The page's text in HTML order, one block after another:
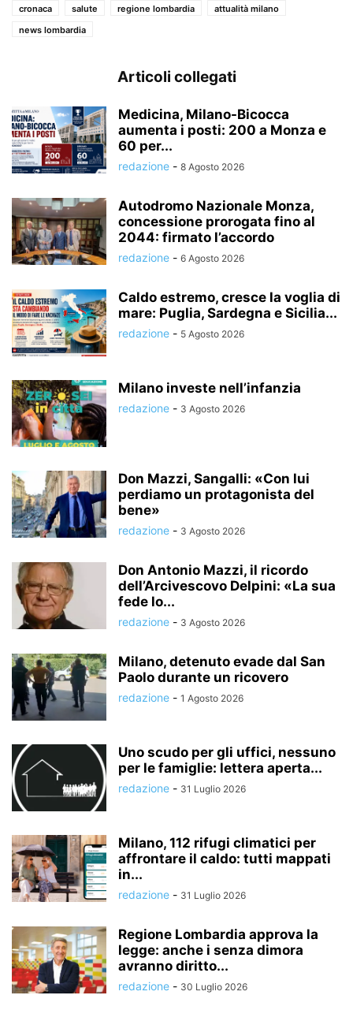
cronaca
salute regione lombardia
attualità milano
news lombardia
Articoli collegati
Medicina, Milano-Bicocca
aumenta i posti: 200 a Monza e
60 per...
redazione - 8 Agosto 2026
Autodromo Nazionale Monza,
concessione prorogata fino al
2044: firmato l’accordo
redazione - 6 Agosto 2026
Caldo estremo, cresce la voglia di
mare: Puglia, Sardegna e Sicilia...
redazione - 5 Agosto 2026
Milano investe nell’infanzia
redazione - 3 Agosto 2026
Don Mazzi, Sangalli: «Con lui
perdiamo un protagonista del
bene»
redazione - 3 Agosto 2026
Don Antonio Mazzi, il ricordo
dell’Arcivescovo Delpini: «La sua
fede lo...
redazione - 3 Agosto 2026
Milano, detenuto evade dal San
Paolo durante un ricovero
redazione - 1 Agosto 2026
Uno scudo per gli uffici, nessuno
per le famiglie: lettera aperta...
redazione - 31 Luglio 2026
Milano, 112 rifugi climatici per
affrontare il caldo: tutti mappati
in...
redazione - 31 Luglio 2026
Regione Lombardia approva la
legge: anche i senza dimora
avranno diritto...
redazione - 30 Luglio 2026